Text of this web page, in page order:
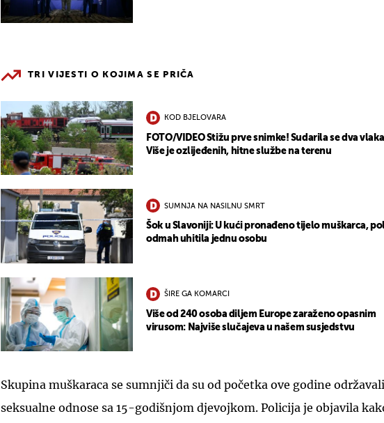
TRI VIJESTI O KOJIMA SE PRIČA
KOD BJELOVARA
FOTO/VIDEO Stižu prve snimke! Sudarila se dva
Više je ozlijeđenih, hitne službe na terenu
SUMNJA NA NASILNU SMRT
Šok u Slavoniji: U kući pronađeno tijelo muškarca,
odmah uhitila jednu osobu
ŠIRE GA KOMARCI
Više od 240 osoba diljem Europe zaraženo opasnim
virusom: Najviše slučajeva u našem susjedstvu
Skupina muškaraca se sumnjiči da su od početka ove godine održavali
seksualne odnose sa 15-godišnjom djevojkom. Policija je objavila